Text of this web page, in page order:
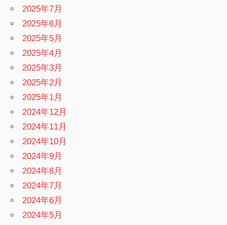
2025年7月
2025年6月
2025年5月
2025年4月
2025年3月
2025年2月
2025年1月
2024年12月
2024年11月
2024年10月
2024年9月
2024年8月
2024年7月
2024年6月
2024年5月